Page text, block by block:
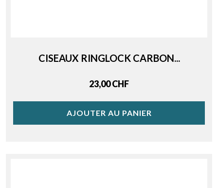
CISEAUX RINGLOCK CARBON...
Price
23,00 CHF
AJOUTER AU PANIER